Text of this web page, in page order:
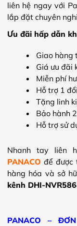
liên hệ ngay với
lắp đặt chuyên
Ưu đãi hấp dẫn
Giao hàng
Giá ưu đãi
Miễn phí
Hỗ trợ 1
Tặng linh
Bảo hành
Hỗ trợ sử
Nhanh tay liên
PANACO để được
hàng hóa và sở
kênh DHI-
PANACO –